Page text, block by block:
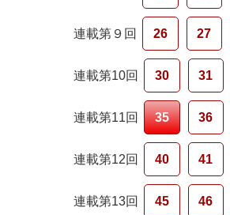
連載第９回 26 27
連載第10回 30 31
連載第11回 35 36
連載第12回 40 41
連載第13回 45 46